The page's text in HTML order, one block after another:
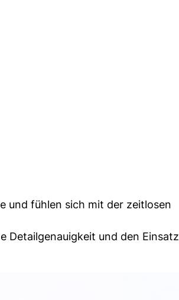
und fühlen sich mit der zeitlosen
Detailgenauigkeit und den Einsatz